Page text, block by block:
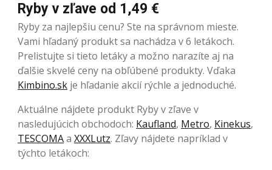
Ryby v zľave od 1,49 €
Ryby za najlepšiu cenu? Ste na správnom mieste.
Vami hľadaný produkt sa nachádza v 6 letákoch.
Prelistujte si tieto letáky a možno narazíte aj na
ďalšie skvelé ceny na obľúbené produkty. Vďaka
Kimbino.sk je hľadanie akcií rýchle a jednoduché.
Aktuálne nájdete produkt Ryby v zľave v
nasledujúcich obchodoch: Kaufland, Metro, Kinekus,
TESCOMAa XXXLutz. Zľavy nájdete napríklad v
týchto letákoch: